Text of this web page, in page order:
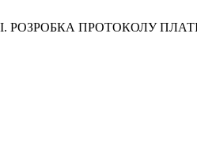
І. РОЗРОБКА ПРОТОКОЛУ